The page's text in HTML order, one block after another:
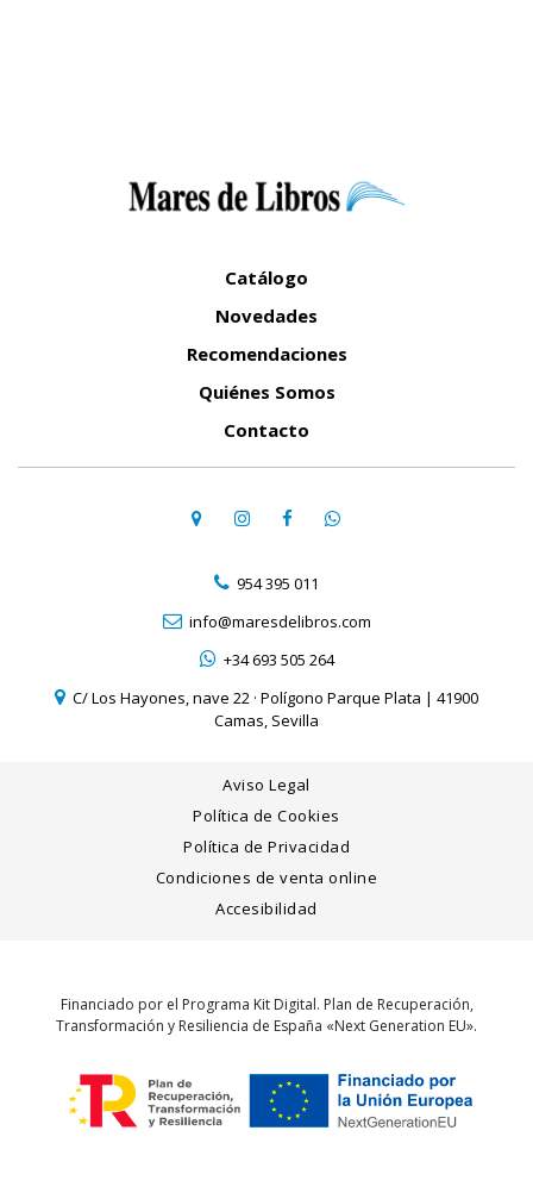
Catálogo
Novedades
Recomendaciones
Quiénes Somos
Contacto
954 395 011
info@maresdelibros.com
+34 693 505 264
C/ Los Hayones, nave 22 · Polígono Parque Plata | 41900
Camas, Sevilla
Aviso Legal
Política de Cookies
Política de Privacidad
Condiciones de venta online
Accesibilidad
Financiado por el Programa Kit Digital. Plan de Recuperación,
Transformación y Resiliencia de España «Next Generation EU».